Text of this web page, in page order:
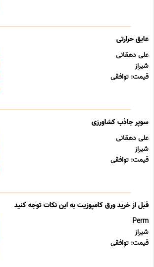
عایق حرارتی
علی دهقانی
شیراز
قیمت: توافقی
سوپر جاذب کشاورزی
علی دهقانی
شیراز
قیمت: توافقی
قبل از خرید ورق کامپوزیت به این نکات توجه کنید
Perm
شیراز
قیمت: توافقی